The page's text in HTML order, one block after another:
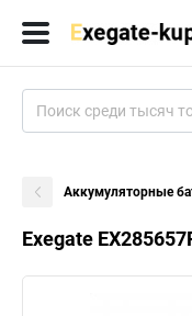
Аккумуляторные
Exegate